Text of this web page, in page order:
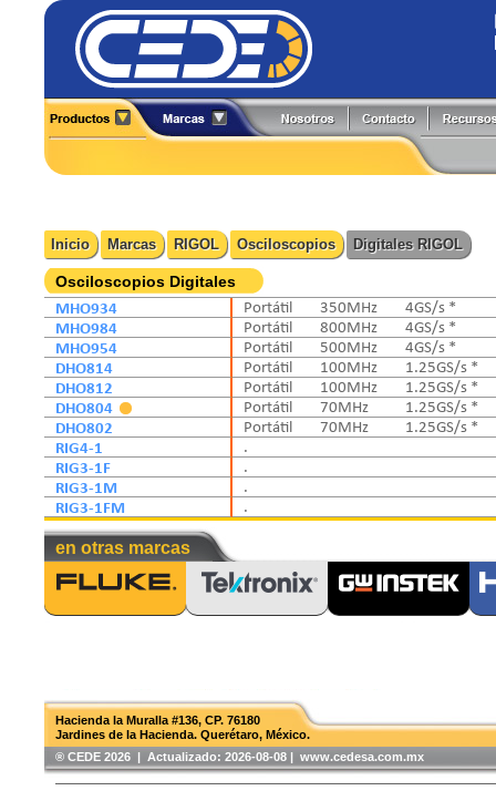
Cámaras Termográficas
Compensación Reactiva
Contadores
Detectores
Fuentes de Poder
Generadores de Funciones
Medidores
Pinzas de Medición
Probadores
Caltest Electronics
Circutor
Comark
Extech
FlukeCal
Global Specialties
Inicio Marcas RIGOL Osciloscopios Digitales RIGOL
Osciloscopios Digitales
MHO934
MHO984
MHO954
DHO814
DHO812
DHO804
DHO802
RIG4-1
RIG3-1F
RIG3-1M
RIG3-1FM
Portátil 350MHz
4GS/s *
Portátil
800MHz
4GS/s *
Portátil
500MHz
4GS/s *
Portátil
100MHz
1.25GS/s *
Portátil
100MHz
1.25GS/s *
Portátil
70MHz
1.25GS/s *
Portátil
70MHz
1.25GS/s *
.
.
.
.
en otras marcas
Hacienda la Muralla #136, CP. 76180
Jardines de la Hacienda. Querétaro, México.
®️ CEDE 2026 | Actualizado: 2026-08-08 | www.cedesa.com.mx